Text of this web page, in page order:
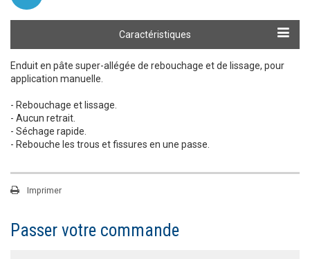
Caractéristiques
Enduit en pâte super-allégée de rebouchage et de lissage, pour
application manuelle.
- Rebouchage et lissage.
- Aucun retrait.
- Séchage rapide.
- Rebouche les trous et fissures en une passe.
Imprimer
Passer votre commande